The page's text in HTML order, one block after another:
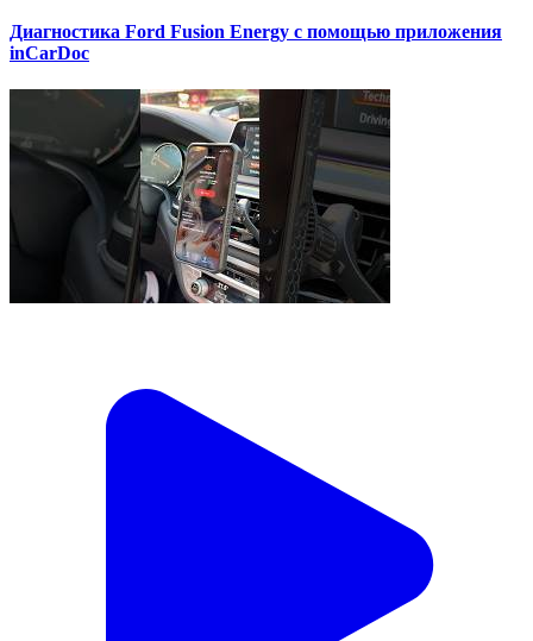
Диагностика Ford Fusion Energy с помощью приложения
inCarDoc